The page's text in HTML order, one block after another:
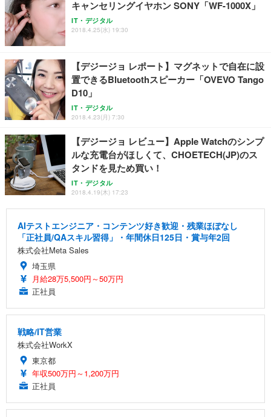
キャンセリングイヤホン SONY「WF-1000X」
IT・デジタル
2018.4.25(水) 19:30
【デジージョ レポート】マグネットで自在に設
置できるBluetoothスピーカー「OVEVO Tango
D10」
IT・デジタル
2018.4.23(月) 7:30
【デジージョ レビュー】Apple Watchのシンプ
ルな充電台がほしくて、CHOETECH(JP)のス
タンドを見ため買い！
IT・デジタル
2018.4.19(木) 17:23
AIテストエンジニア・コンテンツ好き歓迎・残業ほぼなし
「正社員/QAスキル習得」・年間休日125日・賞与年2回
株式会社Meta Sales
埼玉県
月給28万5,500円～50万円
正社員
戦略/IT営業
株式会社WorkX
東京都
年収500万円～1,200万円
正社員